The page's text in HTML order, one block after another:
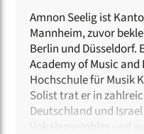
Amnon Seelig ist
Mannheim, zuvor
Berlin und Düsseldorf.
Academy of Music
Hochschule für Musik
Solist trat er in
Deutschland und
Vokalensembles und